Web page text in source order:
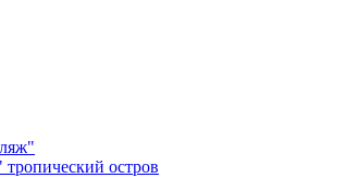
остров